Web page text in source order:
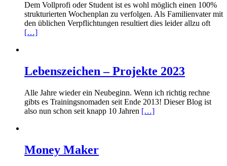
Dem Vollprofi oder Student ist es wohl möglich einen 100%
strukturierten Wochenplan zu verfolgen. Als Familienvater mit
den üblichen Verpflichtungen resultiert dies leider allzu oft
[…]
Lebenszeichen – Projekte 2023
Alle Jahre wieder ein Neubeginn. Wenn ich richtig rechne
gibts es Trainingsnomaden seit Ende 2013! Dieser Blog ist
also nun schon seit knapp 10 Jahren […]
Money Maker